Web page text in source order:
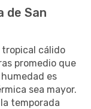
de San
tropical cálido
promedio que
es
sea mayor.
temporada